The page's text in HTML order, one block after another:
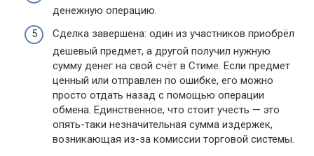
денежную операцию.
Сделка завершена: один из участников приобрёл
дешевый предмет, а другой получил нужную
сумму денег на свой счёт в Стиме. Если предмет
ценный или отправлен по ошибке, его можно
просто отдать назад с помощью операции
обмена. Единственное, что стоит учесть — это
опять-таки незначительная сумма издержек,
возникающая из-за комиссии торговой системы.